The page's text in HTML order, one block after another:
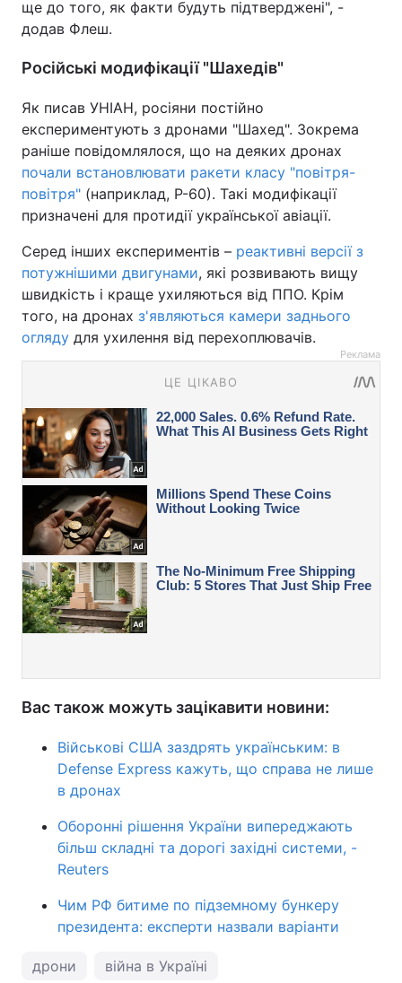
ще до того, як факти будуть пiдтверджені", -
додав Флеш.
Російські модифікації "Шахедів"
Як писав УНІАН, росіяни постійно
експериментують з дронами "Шахед". Зокрема
раніше повідомлялося, що на деяких дронах
почали встановлювати ракети класу "повітря-
повітря" (наприклад, Р-60). Такі модифікації
призначені для протидії української авіації.
Серед інших експериментів – реактивні версії з
потужнішими двигунами, які розвивають вищу
швидкість і краще ухиляються від ППО. Крім
того, на дронах з'являються камери заднього
огляду для ухилення від перехоплювачів.
Реклама
Вас також можуть зацікавити новини:
Військові США заздрять українським: в
Defense Express кажуть, що справа не лише
в дронах
Оборонні рішення України випереджають
більш складні та дорогі західні системи, -
Reuters
Чим РФ битиме по підземному бункеру
президента: експерти назвали варіанти
дрони війна в Україні